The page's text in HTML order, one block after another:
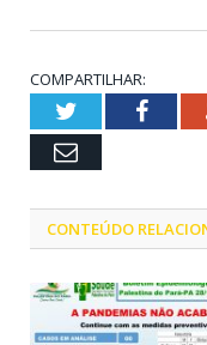
COMPARTILHAR:
Twitter
Email
CONTEÚDO